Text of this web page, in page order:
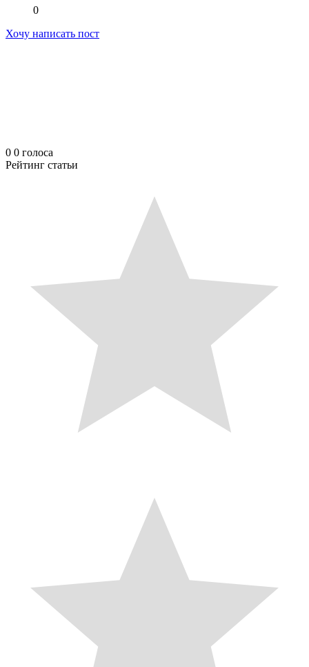
0
Хочу написать пост
0 0 голоса
Рейтинг статьи